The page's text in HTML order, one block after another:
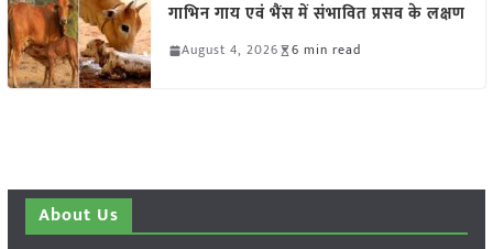
गाभिन गाय एवं भैंस में संभावित प्रसव के लक्षण
August 4, 2026 6 min read
About Us